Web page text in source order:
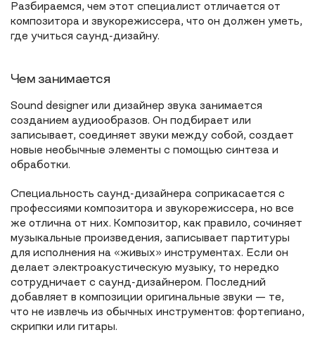
Разбираемся, чем этот специалист отличается от
композитора и звукорежиссера, что он должен уметь,
где учиться саунд-дизайну.
Чем занимается
Sound designer или дизайнер звука занимается
созданием аудиообразов. Он подбирает или
записывает, соединяет звуки между собой, создает
новые необычные элементы с помощью синтеза и
обработки.
Специальность саунд-дизайнера соприкасается с
профессиями композитора и звукорежиссера, но все
же отлична от них. Композитор, как правило, сочиняет
музыкальные произведения, записывает партитуры
для исполнения на «живых» инструментах. Если он
делает электроакустическую музыку, то нередко
сотрудничает с саунд-дизайнером. Последний
добавляет в композиции оригинальные звуки — те,
что не извлечь из обычных инструментов: фортепиано,
скрипки или гитары.